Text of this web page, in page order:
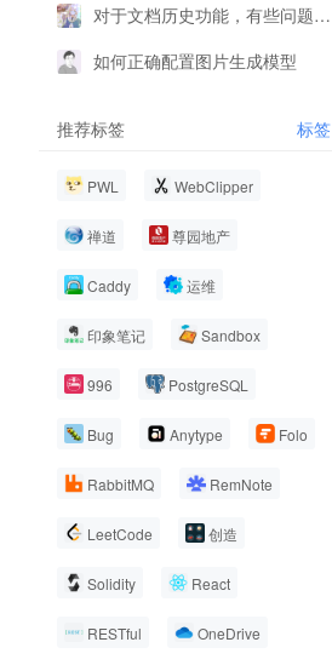
对于文档历史功能，有些问题想请各位大佬解答一下
如何正确配置图片生成模型
推荐标签 标签
PWL WebClipper
禅道 尊园地产
Caddy 运维
印象笔记 Sandbox
996 PostgreSQL
Bug Anytype Folo
RabbitMQ RemNote
LeetCode 创造
Solidity React
RESTful OneDrive